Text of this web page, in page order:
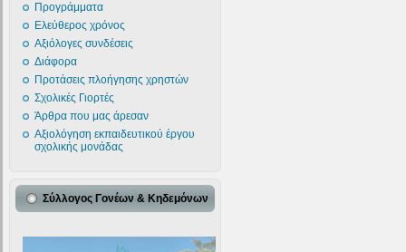
Προγράμματα
Ελεύθερος χρόνος
Αξιόλογες συνδέσεις
Διάφορα
Προτάσεις πλοήγησης χρηστών
Σχολικές Γιορτές
Άρθρα που μας άρεσαν
Αξιολόγηση εκπαιδευτικού έργου
σχολικής μονάδας
Σύλλογος Γονέων & Κηδεμόνων